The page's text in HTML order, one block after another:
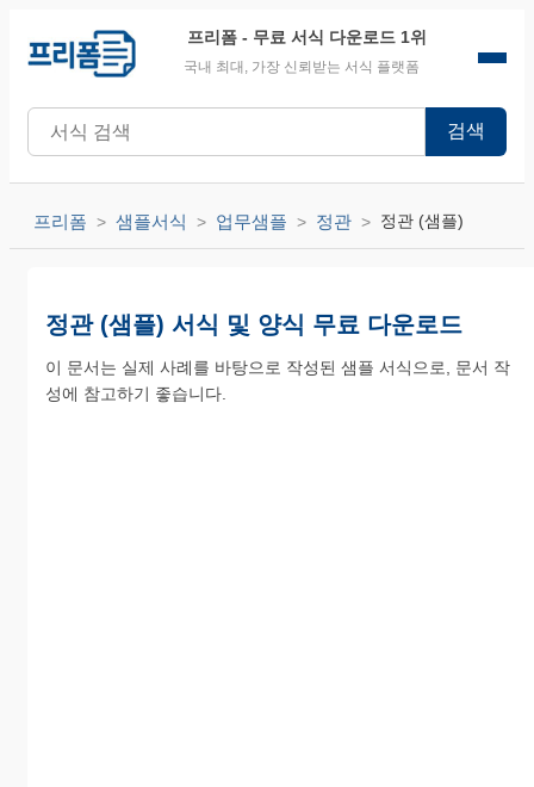
프리폼 - 무료 서식 다운로드 1위
국내 최대, 가장 신뢰받는 서식 플랫폼
검색
프리폼 샘플서식 업무샘플 정관 정관 (샘플)
정관 (샘플) 서식 및 양식 무료 다운로드
이 문서는 실제 사례를 바탕으로 작성된 샘플 서식으로, 문서 작
성에 참고하기 좋습니다.